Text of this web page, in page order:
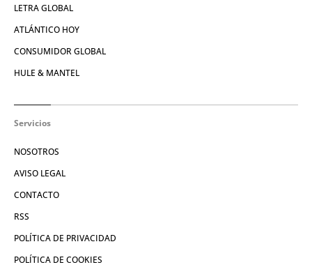
LETRA GLOBAL
ATLÁNTICO HOY
CONSUMIDOR GLOBAL
HULE & MANTEL
Servicios
NOSOTROS
AVISO LEGAL
CONTACTO
RSS
POLÍTICA DE PRIVACIDAD
POLÍTICA DE COOKIES